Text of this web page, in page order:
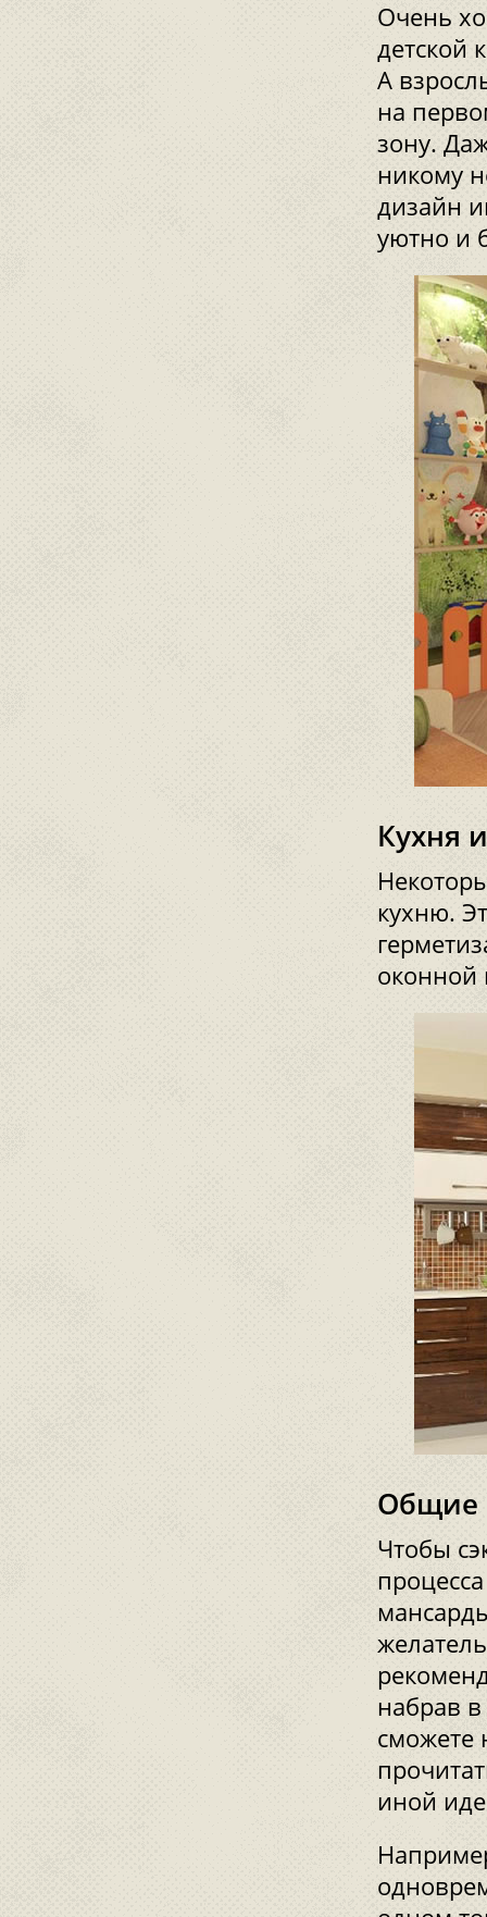
Очень
детской
А
на
зону.
никому
дизайн
уютно и
Кухня
кухню.
оконной
Общие
Чтобы
набрав
сможете
иной